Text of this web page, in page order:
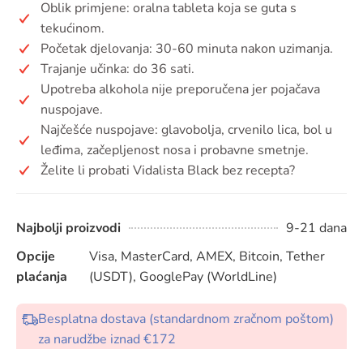
Oblik primjene: oralna tableta koja se guta s
tekućinom.
Početak djelovanja: 30-60 minuta nakon uzimanja.
Trajanje učinka: do 36 sati.
Upotreba alkohola nije preporučena jer pojačava
nuspojave.
Najčešće nuspojave: glavobolja, crvenilo lica, bol u
leđima, začepljenost nosa i probavne smetnje.
Želite li probati Vidalista Black bez recepta?
Najbolji proizvodi
9-21 dana
Opcije
plaćanja
Visa, MasterCard, AMEX, Bitcoin, Tether
(USDT), GooglePay (WorldLine)
Besplatna dostava (standardnom zračnom poštom)
za narudžbe iznad €172